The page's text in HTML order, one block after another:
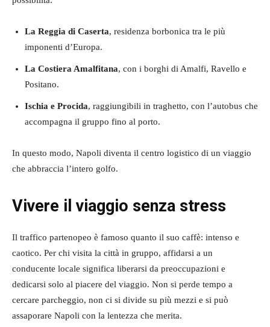
La Reggia di Caserta, residenza borbonica tra le più
imponenti d’Europa.
La Costiera Amalfitana, con i borghi di Amalfi, Ravello e
Positano.
Ischia e Procida, raggiungibili in traghetto, con l’autobus che
accompagna il gruppo fino al porto.
In questo modo, Napoli diventa il centro logistico di un viaggio
che abbraccia l’intero golfo.
Vivere il viaggio senza stress
Il traffico partenopeo è famoso quanto il suo caffè: intenso e
caotico. Per chi visita la città in gruppo, affidarsi a un
conducente locale significa liberarsi da preoccupazioni e
dedicarsi solo al piacere del viaggio. Non si perde tempo a
cercare parcheggio, non ci si divide su più mezzi e si può
assaporare Napoli con la lentezza che merita.